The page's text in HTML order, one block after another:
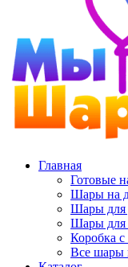
Главная
Готовые
Шары на
Шары для
Шары для
Коробка
Все шары